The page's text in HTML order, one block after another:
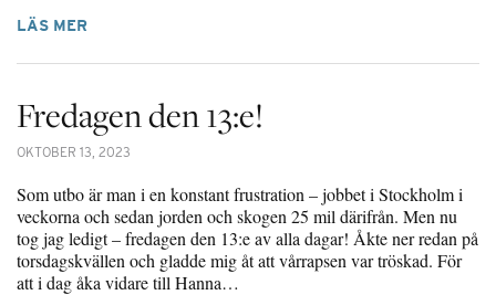
LÄS MER
Fredagen den 13:e!
OKTOBER 13, 2023
Som utbo är man i en konstant frustration – jobbet i Stockholm i
veckorna och sedan jorden och skogen 25 mil därifrån. Men nu
tog jag ledigt – fredagen den 13:e av alla dagar! Åkte ner redan på
torsdagskvällen och gladde mig åt att vårrapsen var tröskad. För
att i dag åka vidare till Hanna…